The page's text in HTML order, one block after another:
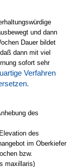
und dann
Dauer bildet
dann mit viel
sofort sehr
Verfahren
des
des
im Oberkiefer
bzw.
maxillaris)